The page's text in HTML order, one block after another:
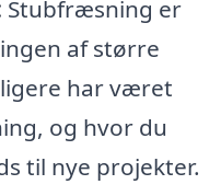
Stubfræsning er
af større
har været
og hvor du
til nye projekter.